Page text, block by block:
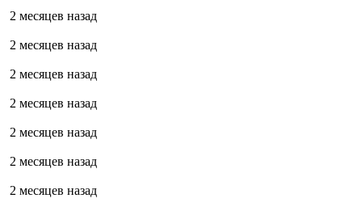
2 месяцев назад
2 месяцев назад
2 месяцев назад
2 месяцев назад
2 месяцев назад
2 месяцев назад
2 месяцев назад